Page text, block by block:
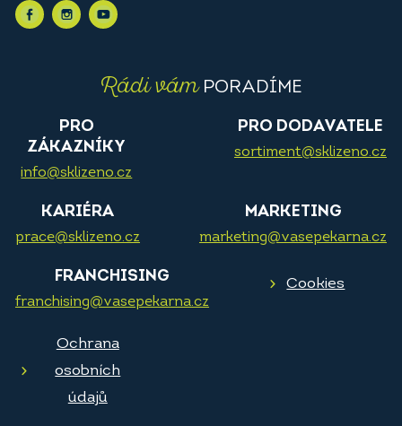
Rádi vámPORADÍME
PRO
ZÁKAZNÍKY
info@sklizeno.cz
PRO DODAVATELE
sortiment@sklizeno.cz
KARIÉRA
prace@sklizeno.cz
MARKETING
marketing@vasepekarna.cz
FRANCHISING
franchising@vasepekarna.cz
Cookies
Ochrana
osobních
údajů